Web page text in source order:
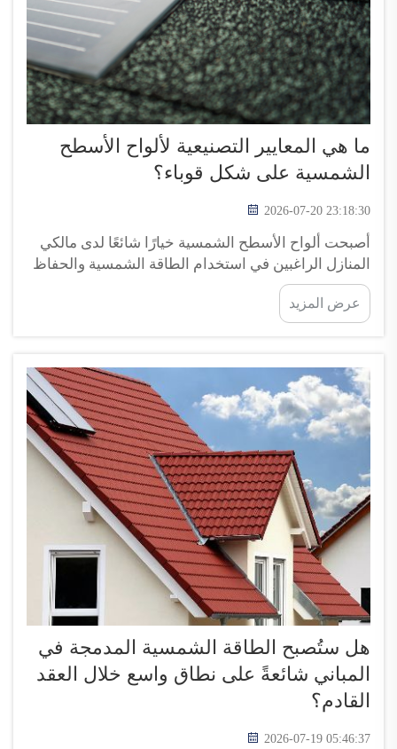
ما هي المعايير التصنيعية لألواح الأسطح
الشمسية على شكل قوباء؟
2026-07-20 23:18:30
أصبحت ألواح الأسطح الشمسية خيارًا شائعًا لدى مالكي
المنازل الراغبين في استخدام الطاقة الشمسية والحفاظ
على المظهر التقليدي للسقف. وقد صُمّمت هذه الألواح
لتتناسق مع القوباء العادية، ما يجعلها خيارًا جذّابًا. وتفخر
شركة توب إنرجي بإنتاج ألواح أسطح شمسية عالية
عرض المزيد
هل ستُصبح الطاقة الشمسية المدمجة في
المباني شائعةً على نطاق واسع خلال العقد
القادم؟
2026-07-19 05:46:37